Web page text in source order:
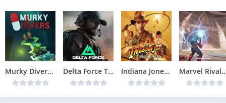
Murky Divers Télécharger jeu PC Delta Force Télécharger jeu PC Indiana Jones and the Great Circle Télécharger jeu PC Marvel Rivals